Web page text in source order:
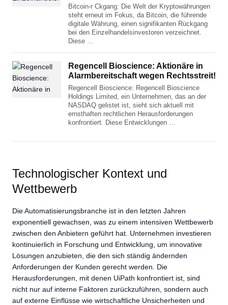
Bitcoin-r Ckgang: Die Welt der Kryptowährungen
steht erneut im Fokus, da Bitcoin, die führende
digitale Währung, einen signifikanten Rückgang
bei den Einzelhandelsinvestoren verzeichnet.
Diese …
Regencell Bioscience: Aktionäre in
Alarmbereitschaft wegen Rechtsstreit!
Regencell Bioscience: Regencell Bioscience
Holdings Limited, ein Unternehmen, das an der
NASDAQ gelistet ist, sieht sich aktuell mit
ernsthaften rechtlichen Herausforderungen
konfrontiert. Diese Entwicklungen …
Technologischer Kontext und
Wettbewerb
Die Automatisierungsbranche ist in den letzten Jahren
exponentiell gewachsen, was zu einem intensiven Wettbewerb
zwischen den Anbietern geführt hat. Unternehmen investieren
kontinuierlich in Forschung und Entwicklung, um innovative
Lösungen anzubieten, die den sich ständig ändernden
Anforderungen der Kunden gerecht werden. Die
Herausforderungen, mit denen UiPath konfrontiert ist, sind
nicht nur auf interne Faktoren zurückzuführen, sondern auch
auf externe Einflüsse wie wirtschaftliche Unsicherheiten und